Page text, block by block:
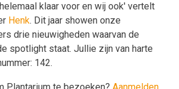
klaar voor en wij ook' vertelt
Henk. Dit jaar showen onze
drie nieuwigheden waarvan de
spotlight staat. Jullie zijn van harte
142.